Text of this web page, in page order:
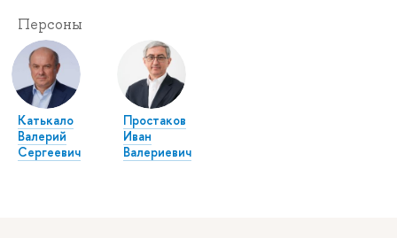
Персоны
Катькало
Валерий
Сергеевич
Простаков
Иван
Валериевич